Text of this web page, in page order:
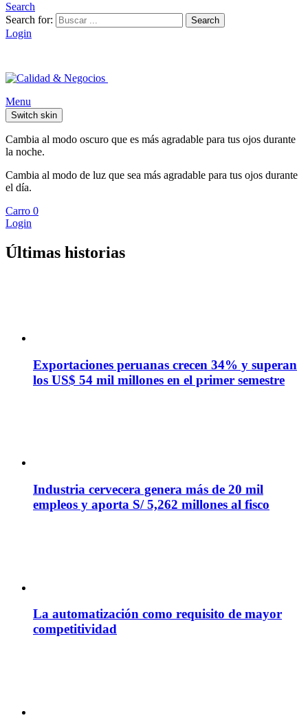
Search
Search for:
Search
Login
Menu
Switch skin
Cambia al modo oscuro que es más agradable para tus ojos durante
la noche.
Cambia al modo de luz que sea más agradable para tus ojos durante
el día.
Carro 0
Login
Últimas historias
Exportaciones peruanas crecen 34% y superan
los US$ 54 mil millones en el primer semestre
Industria cervecera genera más de 20 mil
empleos y aporta S/ 5,262 millones al fisco
La automatización como requisito de mayor
competitividad